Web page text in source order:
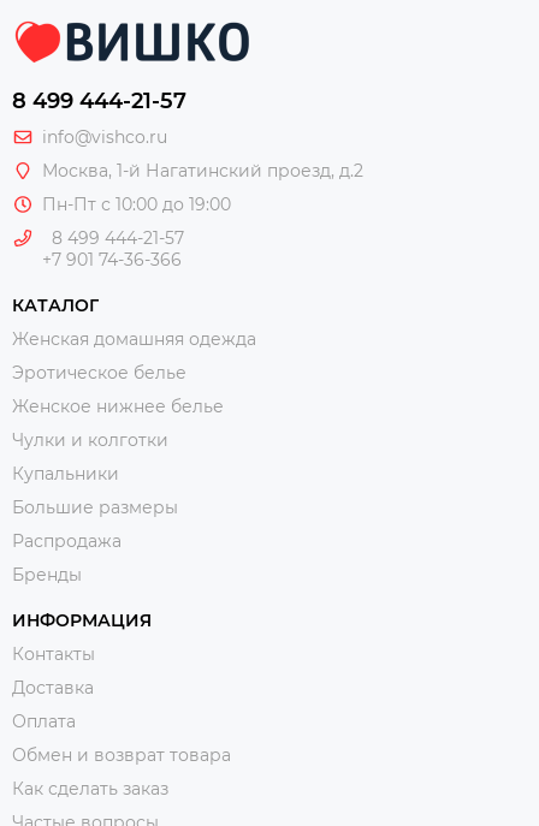
8 499 444-21-57
info@vishco.ru
Москва, 1-й Нагатинский проезд, д.2
Пн-Пт с 10:00 до 19:00
8 499 444-21-57
+7 901 74-36-366
КАТАЛОГ
Женская домашняя одежда
Эротическое белье
Женское нижнее белье
Чулки и колготки
Купальники
Большие размеры
Распродажа
Бренды
ИНФОРМАЦИЯ
Контакты
Доставка
Оплата
Обмен и возврат товара
Как сделать заказ